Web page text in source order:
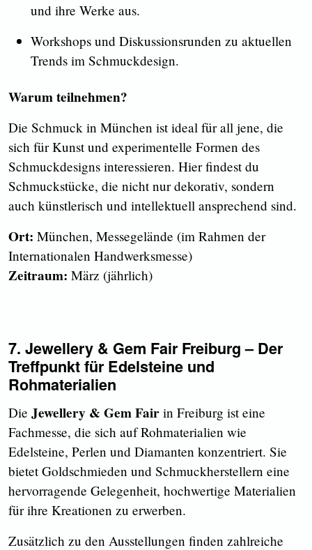
und ihre Werke aus.
Workshops und Diskussionsrunden zu aktuellen
Trends im Schmuckdesign.
Warum teilnehmen?
Die Schmuck in München ist ideal für all jene, die
sich für Kunst und experimentelle Formen des
Schmuckdesigns interessieren. Hier findest du
Schmuckstücke, die nicht nur dekorativ, sondern
auch künstlerisch und intellektuell ansprechend sind.
Ort: München, Messegelände (im Rahmen der
Internationalen Handwerksmesse)
Zeitraum: März (jährlich)
7. Jewellery & Gem Fair Freiburg – Der
Treffpunkt für Edelsteine und
Rohmaterialien
Die Jewellery & Gem Fair in Freiburg ist eine
Fachmesse, die sich auf Rohmaterialien wie
Edelsteine, Perlen und Diamanten konzentriert. Sie
bietet Goldschmieden und Schmuckherstellern eine
hervorragende Gelegenheit, hochwertige Materialien
für ihre Kreationen zu erwerben.
Zusätzlich zu den Ausstellungen finden zahlreiche